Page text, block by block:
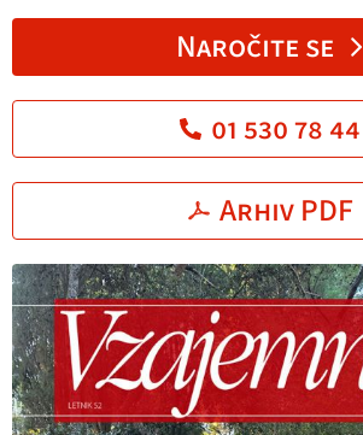
Naročite se
01 530 78 44
Arhiv PDF